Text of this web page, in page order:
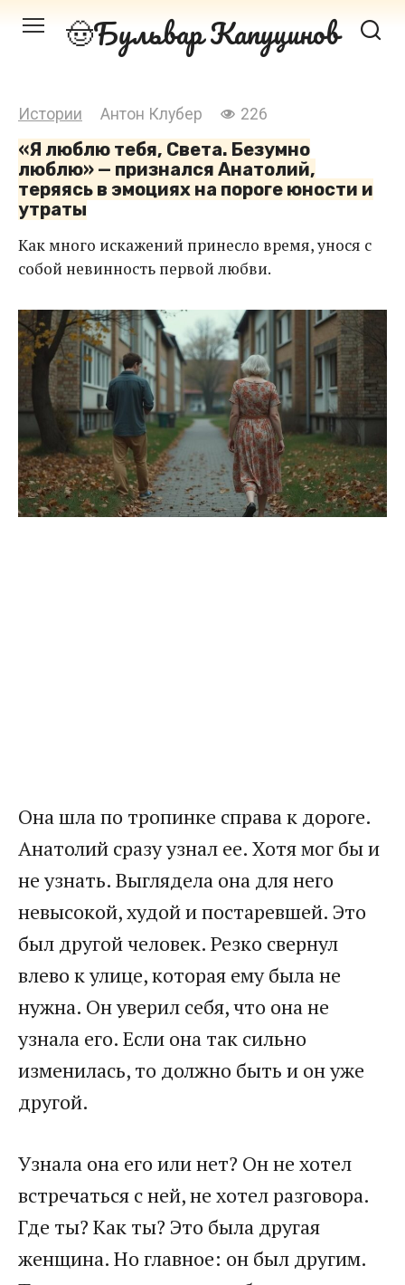
Перейти Бульвар Капуцинов
Истории Антон Клубер 226
«Я люблю тебя, Света. Безумно
люблю» — признался Анатолий,
теряясь в эмоциях на пороге юности и
утраты
Как много искажений принесло время, унося с
собой невинность первой любви.
Она шла по тропинке справа к дороге.
Анатолий сразу узнал ее. Хотя мог бы и
не узнать. Выглядела она для него
невысокой, худой и постаревшей. Это
был другой человек. Резко свернул
влево к улице, которая ему была не
нужна. Он уверил себя, что она не
узнала его. Если она так сильно
изменилась, то должно быть и он уже
другой.
Узнала она его или нет? Он не хотел
встречаться с ней, не хотел разговора.
Где ты? Как ты? Это была другая
женщина. Но главное: он был другим.